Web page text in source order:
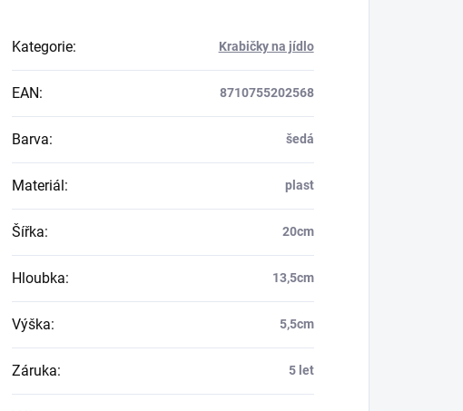
Kategorie: Krabičky na jídlo
EAN: 8710755202568
Barva: šedá
Materiál : plast
Šířka: 20cm
Hloubka: 13,5cm
Výška: 5,5cm
Záruka: 5 let